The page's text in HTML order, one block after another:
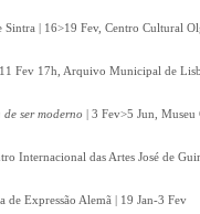
Sintra | 16>19 Fev, Centro Cultural
Fev 17h, Arquivo Municipal de
ser moderno | 3 Fev>5 Jun,
Internacional das Artes José de
de Expressão Alemã | 19 Jan-3 Fev